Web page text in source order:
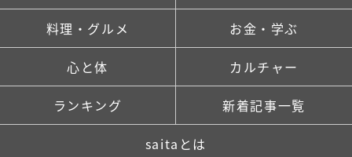
料理・グルメ お金・学ぶ
心と体 カルチャー
ランキング 新着記事一覧
saitaとは